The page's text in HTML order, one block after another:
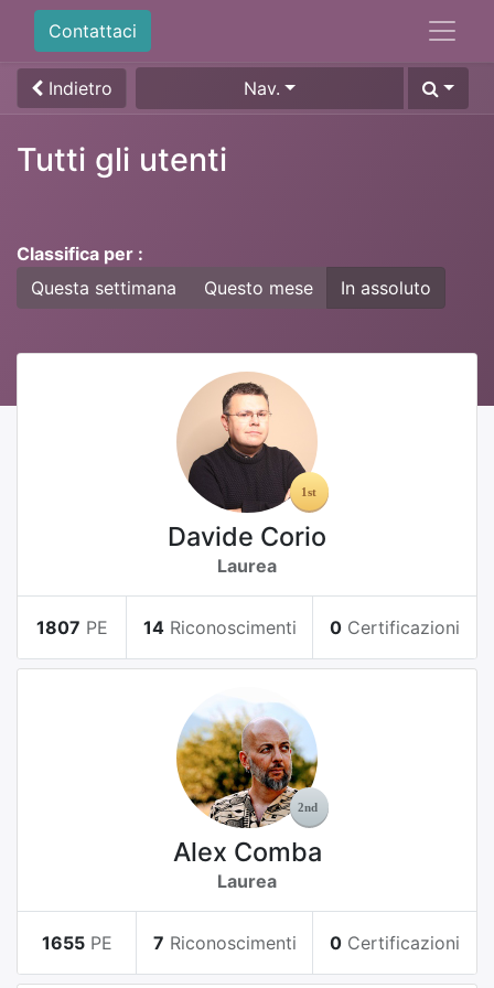
Contattaci
Indietro Nav.
Tutti gli utenti
Classifica per :
Questa settimana
Questo mese In assoluto
Davide Corio
Laurea
1807 PE 14 Riconoscimenti 0 Certificazioni
Alex Comba
Laurea
1655 PE 7 Riconoscimenti 0 Certificazioni